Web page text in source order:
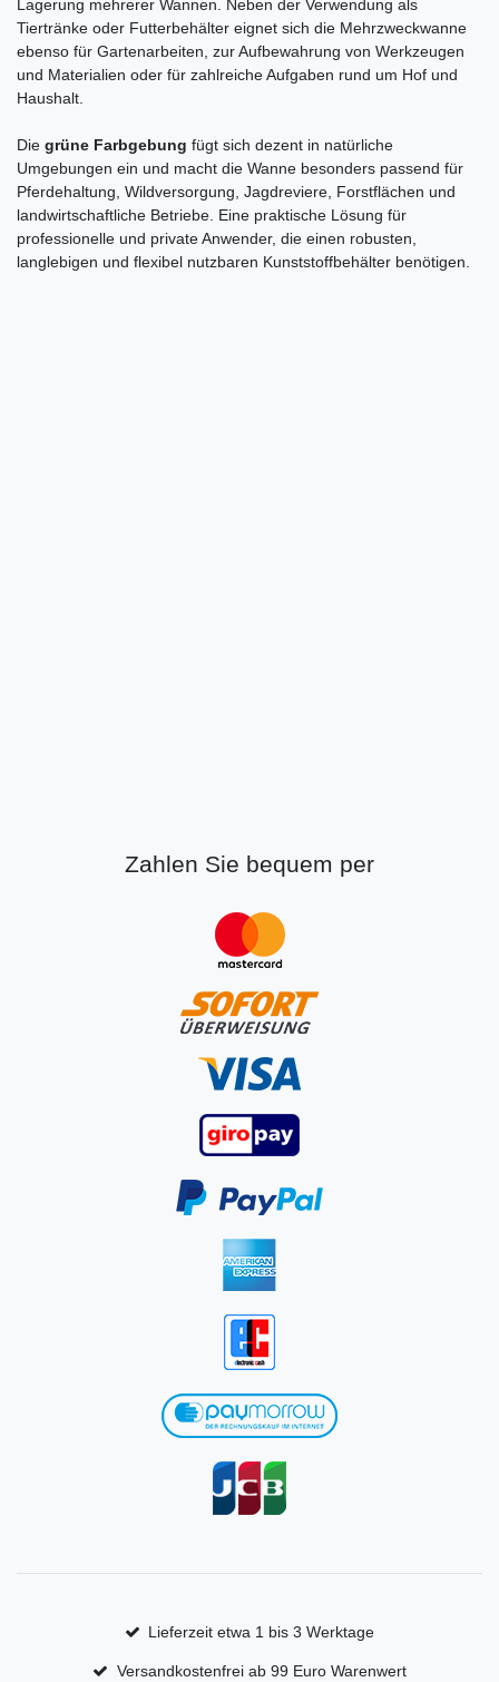
Lagerung mehrerer Wannen. Neben der Verwendung als
Tiertränke oder Futterbehälter eignet sich die Mehrzweckwanne
ebenso für Gartenarbeiten, zur Aufbewahrung von Werkzeugen
und Materialien oder für zahlreiche Aufgaben rund um Hof und
Haushalt.
Die grüne Farbgebung fügt sich dezent in natürliche
Umgebungen ein und macht die Wanne besonders passend für
Pferdehaltung, Wildversorgung, Jagdreviere, Forstflächen und
landwirtschaftliche Betriebe. Eine praktische Lösung für
professionelle und private Anwender, die einen robusten,
langlebigen und flexibel nutzbaren Kunststoffbehälter benötigen.
Zahlen Sie bequem per
Lieferzeit etwa 1 bis 3 Werktage
Versandkostenfrei ab 99 Euro Warenwert